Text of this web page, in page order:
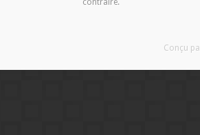
contraire.
Conçu